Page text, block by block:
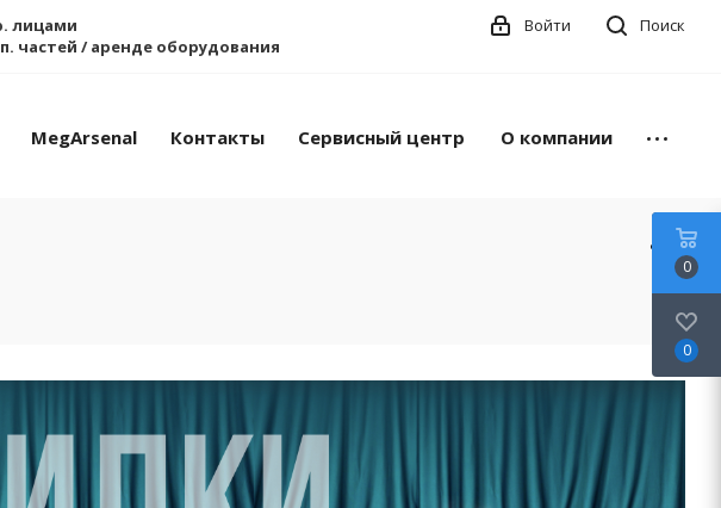
лицами
частей / аренде оборудования
Поиск
Войти
MegArsenal Контакты Сервисный центр О компании
0
0